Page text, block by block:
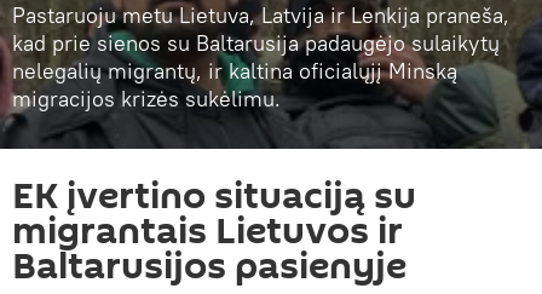
Pastaruoju metu Lietuva, Latvija ir Lenkija praneša,
kad prie sienos su Baltarusija padaugėjo sulaikytų
nelegalių migrantų, ir kaltina oficialųjį Minską
migracijos krizės sukėlimu.
EK įvertino situaciją su
migrantais Lietuvos ir
Baltarusijos pasienyje